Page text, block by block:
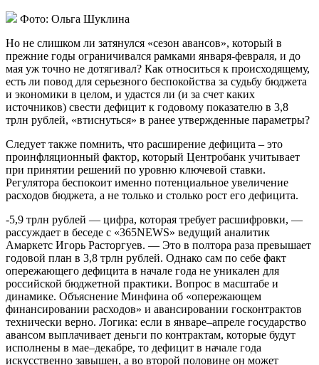
Фото: Ольга Шуклина
Но не слишком ли затянулся «сезон авансов», который в
прежние годы ограничивался рамками января-февраля, и до
мая уж точно не дотягивал? Как относиться к происходящему,
есть ли повод для серьезного беспокойства за судьбу бюджета
и экономики в целом, и удастся ли (и за счет каких
источников) свести дефицит к годовому показателю в 3,8
трлн рублей, «втиснуться» в ранее утвержденные параметры?
Следует также помнить, что расширение дефицита – это
проинфляционный фактор, который Центробанк учитывает
при принятии решений по уровню ключевой ставки.
Регулятора беспокоит именно потенциальное увеличение
расходов бюджета, а не только и столько рост его дефицита.
-5,9 трлн рублей — цифра, которая требует расшифровки, —
рассуждает в беседе с «365NEWS» ведущий аналитик
Амаркетс Игорь Расторгуев. — Это в полтора раза превышает
годовой план в 3,8 трлн рублей. Однако сам по себе факт
опережающего дефицита в начале года не уникален для
российской бюджетной практики. Вопрос в масштабе и
динамике. Объяснение Минфина об «опережающем
финансировании расходов» и авансировании госконтрактов
технически верно. Логика: если в январе–апреле государство
авансом выплачивает деньги по контрактам, которые будут
исполнены в мае–декабре, то дефицит в начале года
искусственно завышен, а во второй половине он может